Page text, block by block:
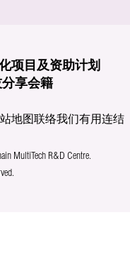
项目及资助计划
享会籍
地图联络我们有用连结
MultiTech R&D Centre.